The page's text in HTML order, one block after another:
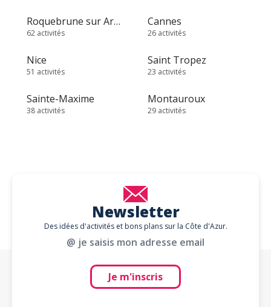
Roquebrune sur Argens
62 activités
Cannes
26 activités
Nice
51 activités
Saint Tropez
23 activités
Sainte-Maxime
38 activités
Montauroux
29 activités
Newsletter
Des idées d'activités et bons plans sur la Côte d'Azur.
@ je saisis mon adresse email
Je m'inscris